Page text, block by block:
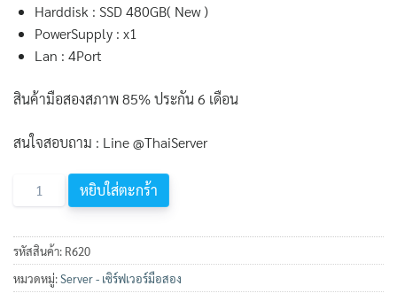
Harddisk : SSD 480GB( New )
PowerSupply : x1
Lan : 4Port
สินค้ามือสองสภาพ 85% ประกัน 6 เดือน
สนใจสอบถาม : Line @ThaiServer
จำนวน
Dell
R620
ชิ้น
หยิบใส่ตะกร้า
รหัสสินค้า: R620
หมวดหมู่:Server - เซิร์ฟเวอร์มือสอง